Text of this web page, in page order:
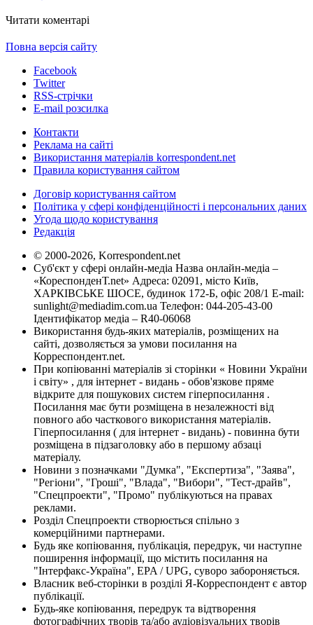
Читати коментарі
Повна версія сайту
Facebook
Twitter
RSS-стрічки
E-mail розсилка
Контакти
Реклама на сайті
Використання матеріалів korrespondent.net
Правила користування сайтом
Договір користування сайтом
Політика у сфері конфіденційності і персональних даних
Угода щодо користування
Редакція
© 2000-2026, Korrespondent.net
Суб'єкт у сфері онлайн-медіа Назва онлайн-медіа –
«КореспонденТ.net» Адреса: 02091, місто Київ,
ХАРКІВСЬКЕ ШОСЕ, будинок 172-Б, офіс 208/1 E-mail:
sunlight@mediadim.com.ua Телефон: 044-205-43-00
Ідентифікатор медіа – R40-06068
Використання будь-яких матеріалів, розміщених на
сайті, дозволяється за умови посилання на
Корреспондент.net.
При копіюванні матеріалів зі сторінки « Новини України
і світу» , для інтернет - видань - обов'язкове пряме
відкрите для пошукових систем гіперпосилання .
Посилання має бути розміщена в незалежності від
повного або часткового використання матеріалів.
Гіперпосилання ( для інтернет - видань) - повинна бути
розміщена в підзаголовку або в першому абзаці
матеріалу.
Новини з позначками "Думка", "Експертиза", "Заява",
"Регіони", "Гроші", "Влада", "Вибори", "Тест-драйв",
"Спецпроекти", "Промо" публікуються на правах
реклами.
Розділ Спецпроекти створюється спільно з
комерційними партнерами.
Будь яке копіювання, публікація, передрук, чи наступне
поширення інформації, що містить посилання на
"Інтерфакс-Україна", EPA / UPG, суворо забороняється.
Власник веб-сторінки в розділі Я-Корреспондент є автор
публікації.
Будь-яке копіювання, передрук та відтворення
фотографічних творів та/або аудіовізуальних творів